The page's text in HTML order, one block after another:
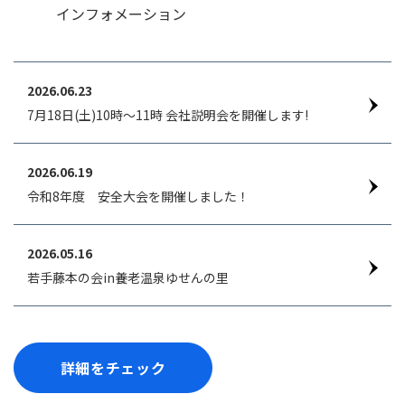
インフォメーション
2026.06.23
7月18日(土)10時～11時 会社説明会を開催します!
2026.06.19
令和8年度 安全大会を開催しました！
2026.05.16
若手藤本の会in養老温泉ゆせんの里
詳細をチェック